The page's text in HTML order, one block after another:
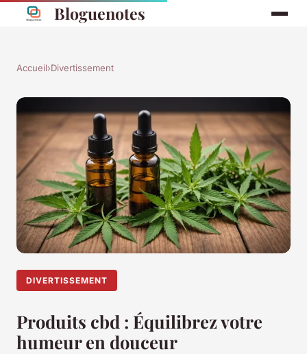
Bloguenotes
Accueil›Divertissement
DIVERTISSEMENT
Produits cbd : Équilibrez votre
humeur en douceur